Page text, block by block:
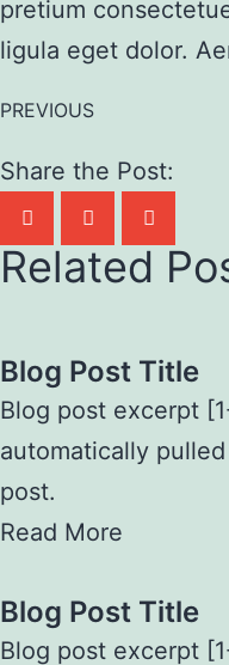
pretium
ligula eget dolor.
PREVIOUS
Share the Post:
Related
Blog Post Title
Blog post excerpt
automatically
post.
Read More
Blog Post Title
Blog post excerpt